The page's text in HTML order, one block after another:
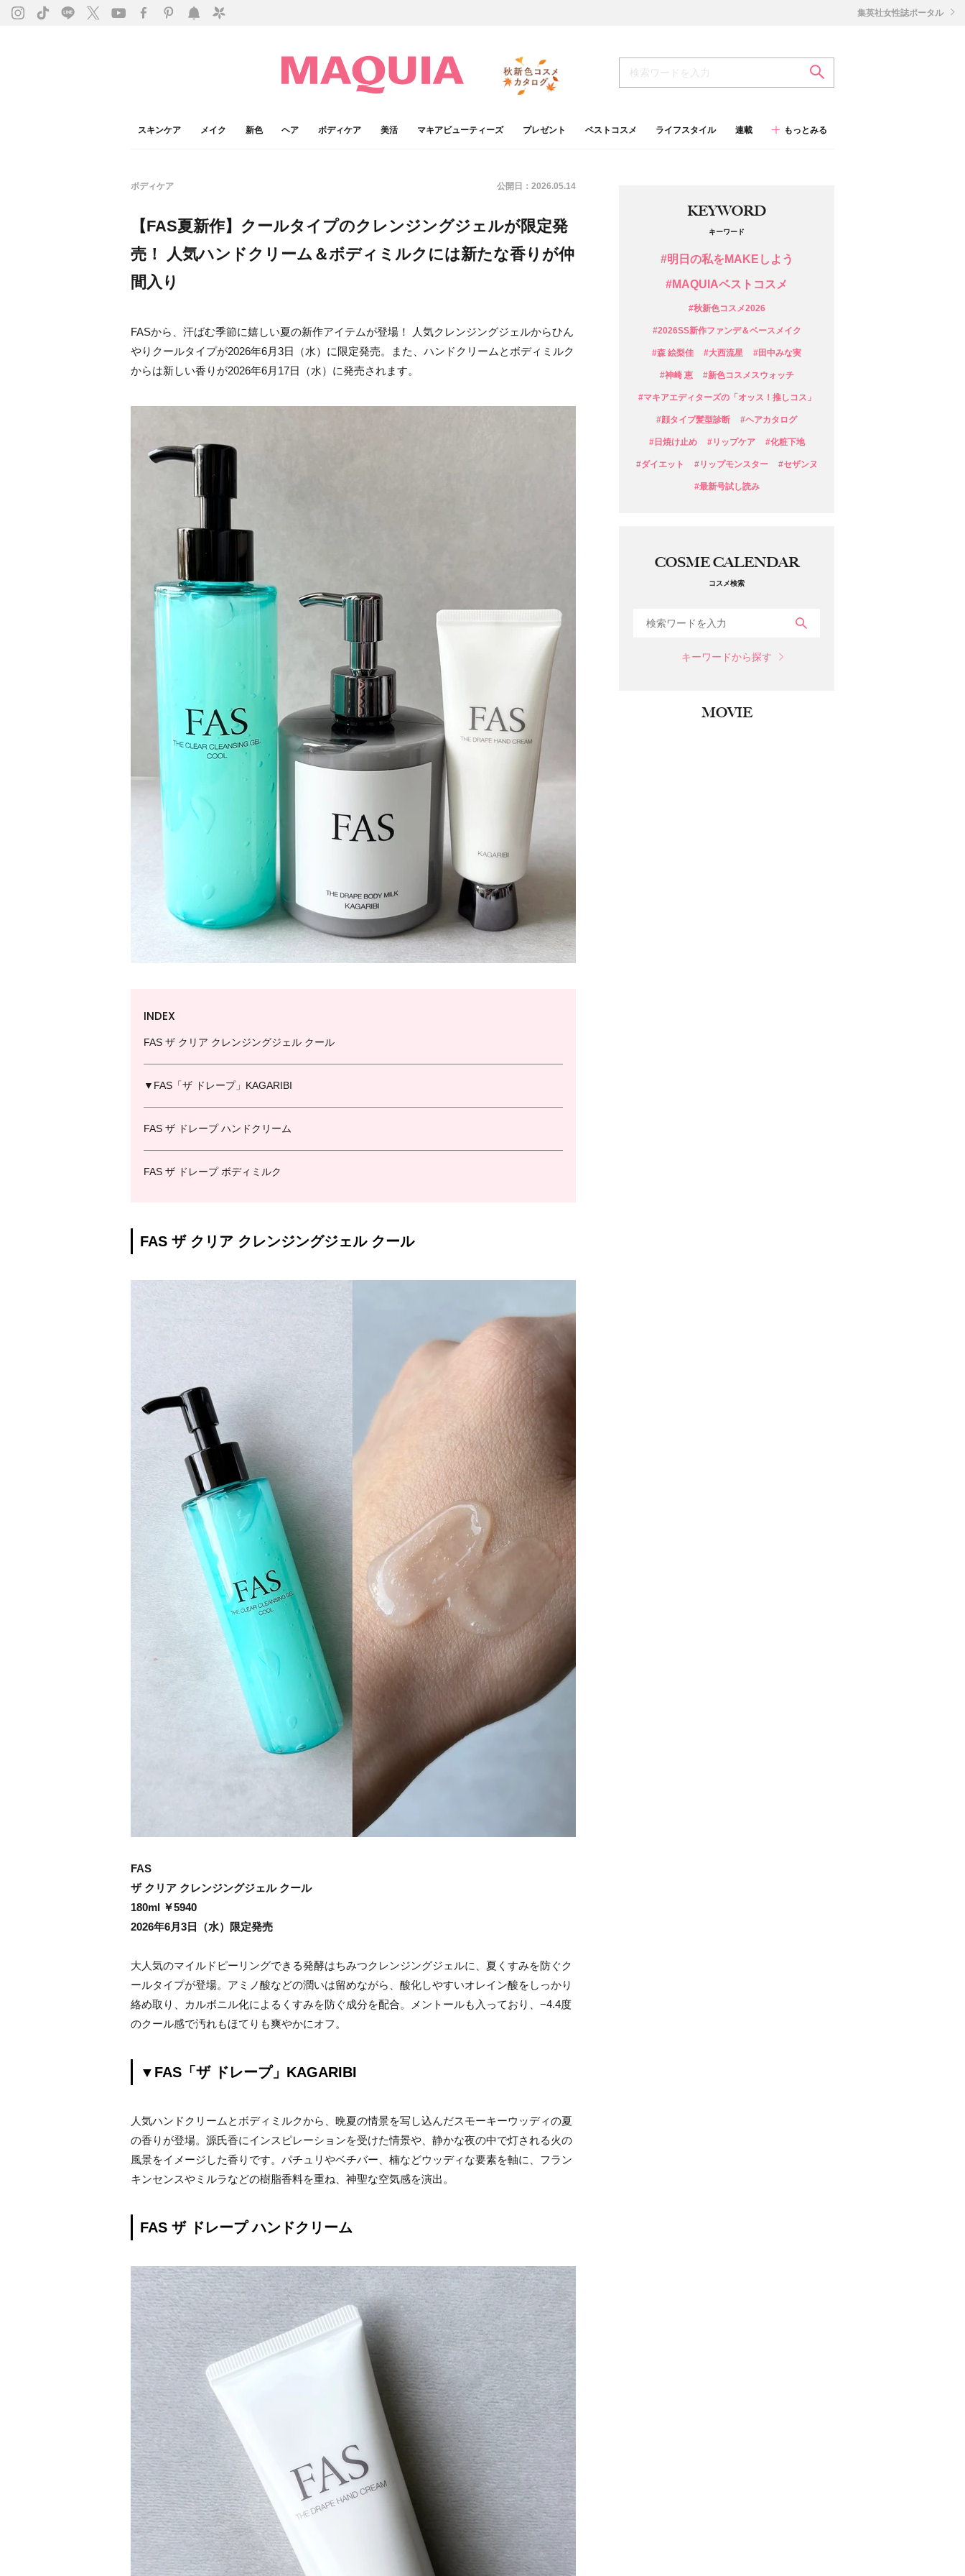
スキンケア メイク 新色 ヘア ボディケア 美活 マキアビューティーズ プレゼント ベストコスメ ライフスタイル 連載 もっとみる
集英社女性誌ポータル
ボディケア 公開日： 2026.05.14
【FAS夏新作】クールタイプのクレンジングジェルが限定発
売！ 人気ハンドクリーム＆ボディミルクには新たな香りが仲
間入り
FASから、汗ばむ季節に嬉しい夏の新作アイテムが登場！ 人気クレンジングジェルからひん
やりクールタイプが2026年6月3日（水）に限定発売。また、ハンドクリームとボディミルク
からは新しい香りが2026年6月17日（水）に発売されます。
INDEX
FAS ザ クリア クレンジングジェル クール
▼FAS「ザ ドレープ」KAGARIBI
FAS ザ ドレープ ハンドクリーム
FAS ザ ドレープ ボディミルク
FAS ザ クリア クレンジングジェル クール
FAS
ザ クリア クレンジングジェル クール
180ml ￥5940
2026年6月3日（水）限定発売
大人気のマイルドピーリングできる発酵はちみつクレンジングジェルに、夏くすみを防ぐク
ールタイプが登場。アミノ酸などの潤いは留めながら、酸化しやすいオレイン酸をしっかり
絡め取り、カルボニル化によるくすみを防ぐ成分を配合。メントールも入っており、−4.4度
のクール感で汚れもほてりも爽やかにオフ。
▼FAS「ザ ドレープ」KAGARIBI
人気ハンドクリームとボディミルクから、晩夏の情景を写し込んだスモーキーウッディの夏
の香りが登場。源氏香にインスピレーションを受けた情景や、静かな夜の中で灯される火の
風景をイメージした香りです。パチュリやベチバー、楠などウッディな要素を軸に、フラン
キンセンスやミルラなどの樹脂香料を重ね、神聖な空気感を演出。
FAS ザ ドレープ ハンドクリーム
KEYWORD
キーワード
#明日の私をMAKEしよう
#MAQUIAベストコスメ
#秋新色コスメ2026
#2026SS新作ファンデ＆ベースメイク
#森 絵梨佳 #大西流星 #田中みな実
#神崎 恵 #新色コスメスウォッチ
#マキアエディターズの「オッス！推しコス」
#顔タイプ髪型診断 #ヘアカタログ
#日焼け止め #リップケア #化粧下地
#ダイエット #リップモンスター #セザンヌ
#最新号試し読み
COSME CALENDAR
コスメ検索
キーワードから探す
MOVIE